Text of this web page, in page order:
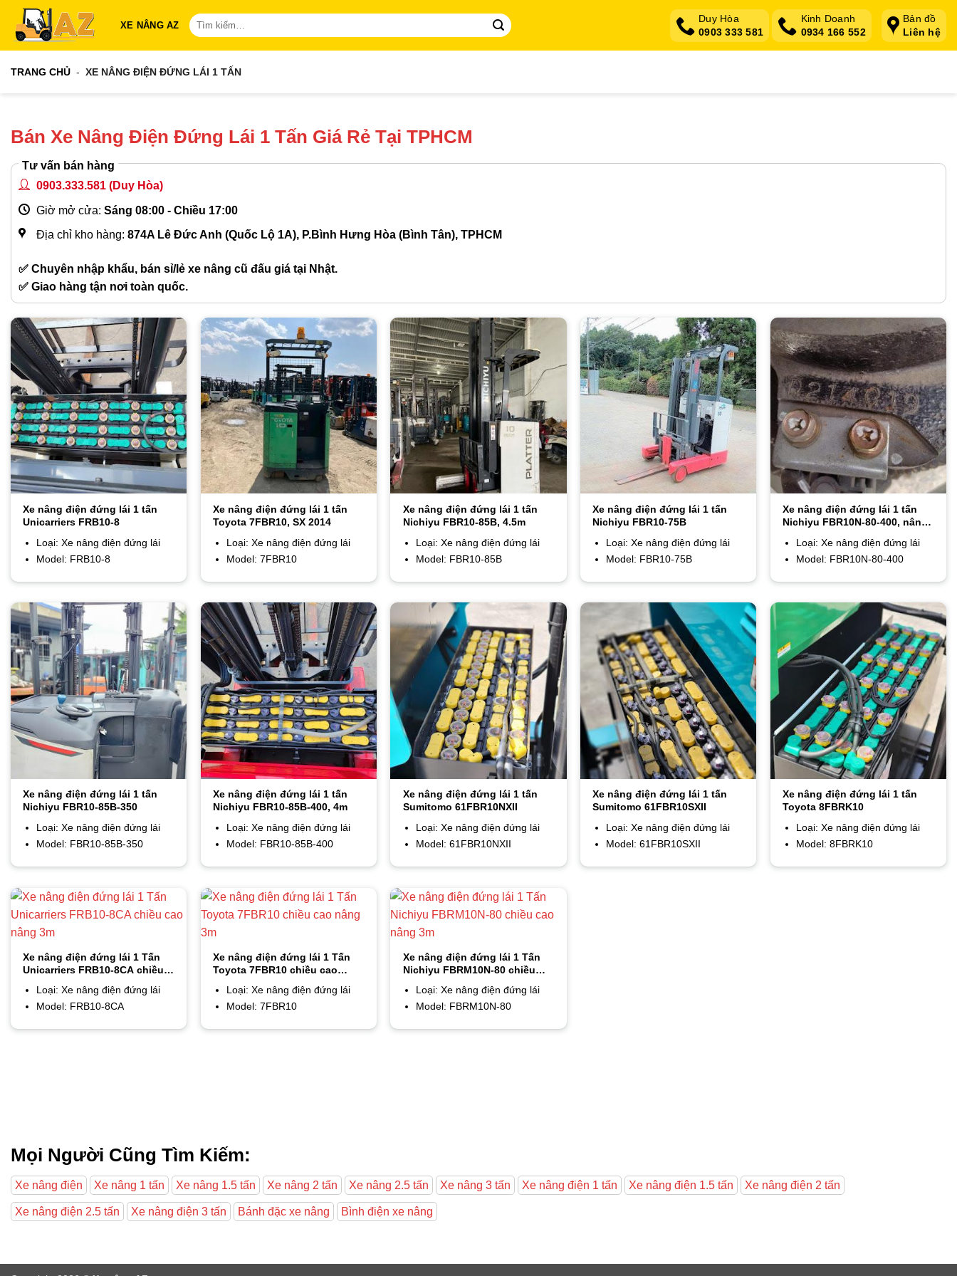
qua
nội
XE NÂNG AZ
Tìm
kiếm:
Duy Hòa
0903 333 581
Kinh Doanh
0934 166 552
Bản đồ
Liên hệ
TRANG CHỦ - XE NÂNG ĐIỆN ĐỨNG LÁI 1 TẤN
Bán Xe Nâng Điện Đứng Lái 1 Tấn Giá Rẻ Tại TPHCM
Tư vấn bán hàng
0903.333.581 (Duy Hòa)
Giờ mở cửa: Sáng 08:00 - Chiều 17:00
Địa chỉ kho hàng: 874A Lê Đức Anh (Quốc Lộ 1A), P.Bình Hưng Hòa (Bình Tân), TPHCM
✅ Chuyên nhập khẩu, bán sỉ/lẻ xe nâng cũ đấu giá tại Nhật.
✅ Giao hàng tận nơi toàn quốc.
Xe nâng điện đứng lái 1 tấn
Unicarriers FRB10-8
Loại: Xe nâng điện đứng lái
Model: FRB10-8
Xe nâng điện đứng lái 1 tấn
Toyota 7FBR10, SX 2014
Loại: Xe nâng điện đứng lái
Model: 7FBR10
Xe nâng điện đứng lái 1 tấn
Nichiyu FBR10-85B, 4.5m
Loại: Xe nâng điện đứng lái
Model: FBR10-85B
Xe nâng điện đứng lái 1 tấn
Nichiyu FBR10-75B
Loại: Xe nâng điện đứng lái
Model: FBR10-75B
Xe nâng điện đứng lái 1 tấn
Nichiyu FBR10N-80-400, nâng
Loại: Xe nâng điện đứng lái
Model: FBR10N-80-400
Xe nâng điện đứng lái 1 tấn
Nichiyu FBR10-85B-350
Loại: Xe nâng điện đứng lái
Model: FBR10-85B-350
Xe nâng điện đứng lái 1 tấn
Nichiyu FBR10-85B-400, 4m
Loại: Xe nâng điện đứng lái
Model: FBR10-85B-400
Xe nâng điện đứng lái 1 tấn
Sumitomo 61FBR10NXII
Loại: Xe nâng điện đứng lái
Model: 61FBR10NXII
Xe nâng điện đứng lái 1 tấn
Sumitomo 61FBR10SXII
Loại: Xe nâng điện đứng lái
Model: 61FBR10SXII
Xe nâng điện đứng lái 1 tấn
Toyota 8FBRK10
Loại: Xe nâng điện đứng lái
Model: 8FBRK10
Xe nâng điện đứng lái 1 Tấn
Unicarriers FRB10-8CA chiều
Loại: Xe nâng điện đứng lái
Model: FRB10-8CA
Xe nâng điện đứng lái 1 Tấn
Toyota 7FBR10 chiều cao
Loại: Xe nâng điện đứng lái
Model: 7FBR10
Xe nâng điện đứng lái 1 Tấn
Nichiyu FBRM10N-80 chiều
Loại: Xe nâng điện đứng lái
Model: FBRM10N-80
Mọi Người Cũng Tìm Kiếm:
Xe nâng điện Xe nâng 1 tấn Xe nâng 1.5 tấn Xe nâng 2 tấn Xe nâng 2.5 tấn Xe nâng 3 tấn Xe nâng điện 1 tấn Xe nâng điện 1.5 tấn Xe nâng điện 2 tấn
Xe nâng điện 2.5 tấn Xe nâng điện 3 tấn Bánh đặc xe nâng Bình điện xe nâng